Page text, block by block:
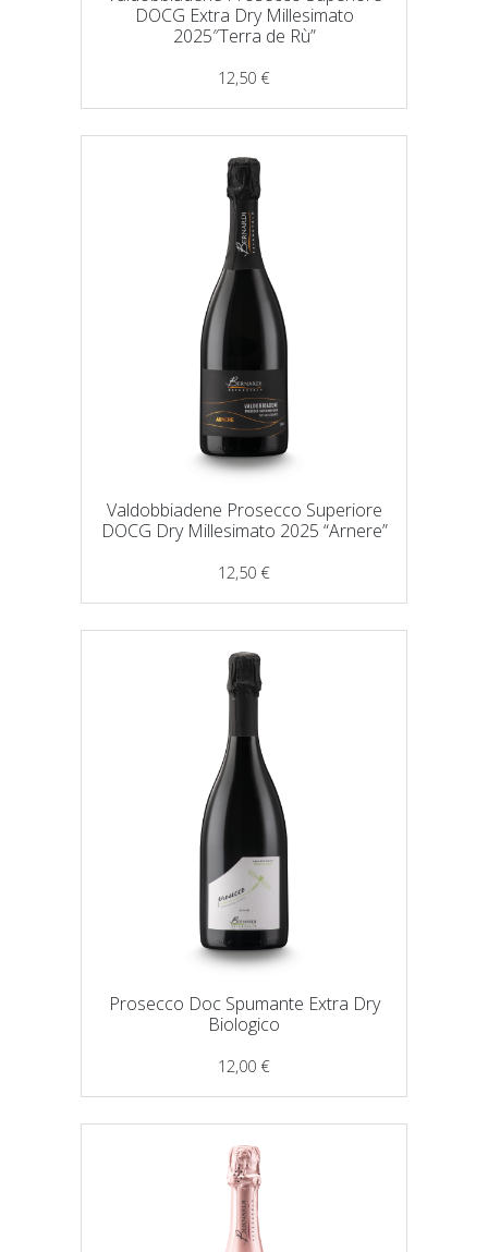
DOCG Extra Dry Millesimato
2025″Terra de Rù”
12,50 €
Valdobbiadene Prosecco Superiore
DOCG Dry Millesimato 2025 “Arnere”
12,50 €
Prosecco Doc Spumante Extra Dry
Biologico
12,00 €